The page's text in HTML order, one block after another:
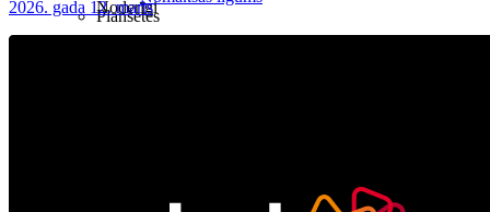
Noderīgi
Planšetes
2026. gada 12. marts